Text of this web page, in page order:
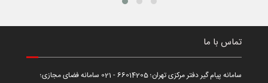
تماس با ما
سامانه پیام گیر دفتر مرکزی تهران؛ 66014205 - 021 سامانه فضای مجازی؛